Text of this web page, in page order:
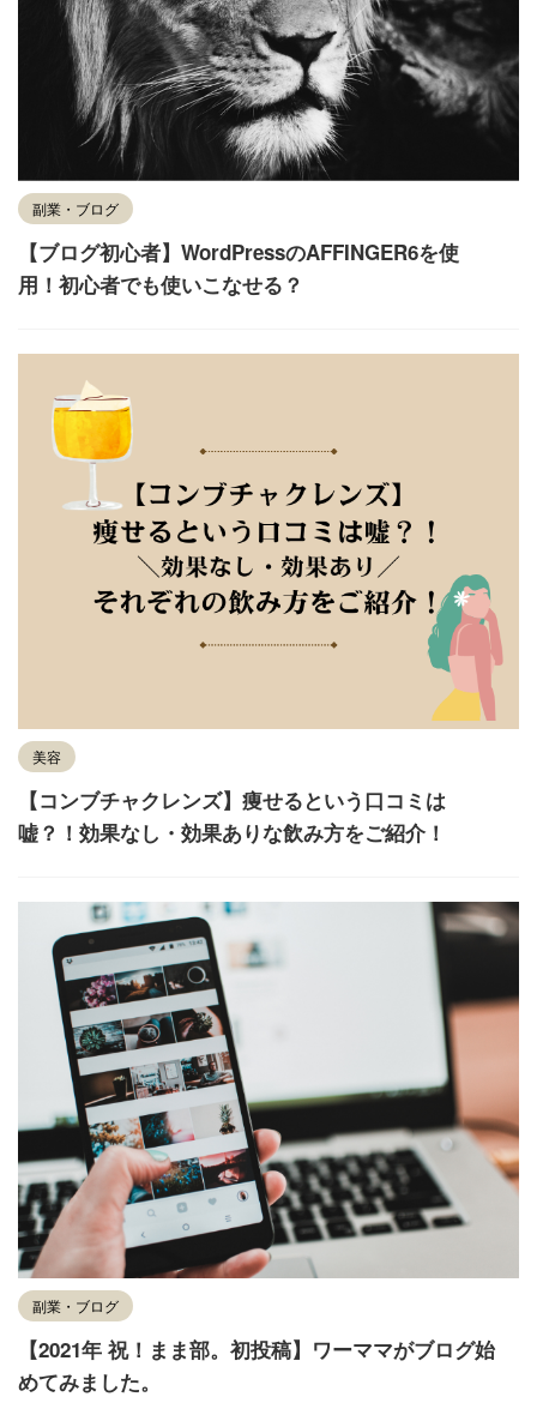
副業・ブログ
【ブログ初心者】WordPressのAFFINGER6を使
用！初心者でも使いこなせる？
美容
【コンブチャクレンズ】痩せるという口コミは
嘘？！効果なし・効果ありな飲み方をご紹介！
副業・ブログ
【2021年 祝！まま部。初投稿】ワーママがブログ始
めてみました。